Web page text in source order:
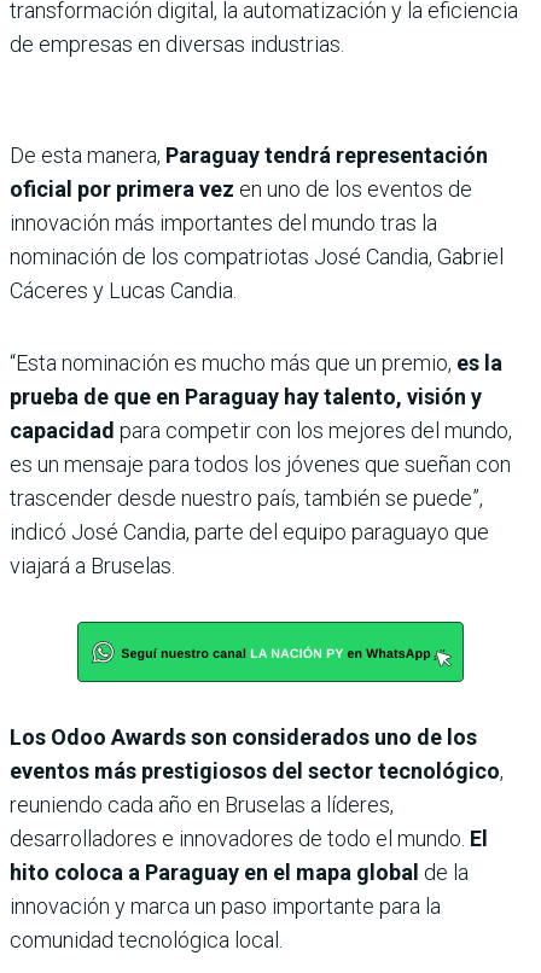
transformación digital, la automatización y la eficiencia
de empresas en diversas industrias.
De esta manera, Paraguay tendrá representación
oficial por primera vez en uno de los eventos de
innovación más importantes del mundo tras la
nominación de los compatriotas José Candia, Gabriel
Cáceres y Lucas Candia.
“Esta nominación es mucho más que un premio, es la
prueba de que en Paraguay hay talento, visión y
capacidad para competir con los mejores del mundo,
es un mensaje para todos los jóvenes que sueñan con
trascender desde nuestro país, también se puede”,
indicó José Candia, parte del equipo paraguayo que
viajará a Bruselas.
Los Odoo Awards son considerados uno de los
eventos más prestigiosos del sector tecnológico,
reuniendo cada año en Bruselas a líderes,
desarrolladores e innovadores de todo el mundo. El
hito coloca a Paraguay en el mapa global de la
innovación y marca un paso importante para la
comunidad tecnológica local.